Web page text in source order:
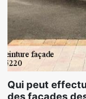
Qui peut
des façades